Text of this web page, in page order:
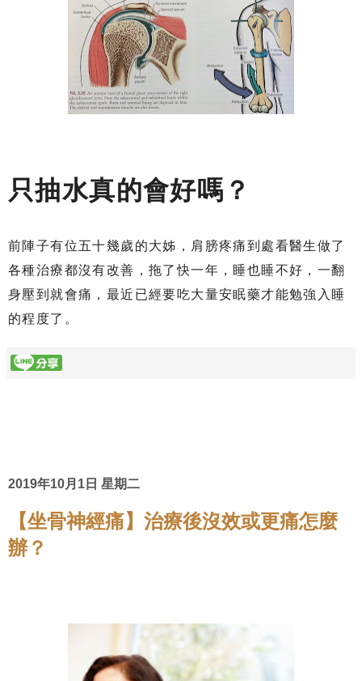
只抽水真的會好嗎？
前陣子有位五十幾歲的大姊，肩膀疼痛到處看醫生做了
各種治療都沒有改善，拖了快一年，睡也睡不好，一翻
身壓到就會痛，最近已經要吃大量安眠藥才能勉強入睡
的程度了。
2019年10月1日 星期二
【坐骨神經痛】治療後沒效或更痛怎麼
辦？